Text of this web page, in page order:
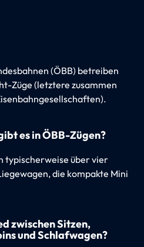
(ÖBB) betreiben
Züge (letztere zusammen
es in ÖBB-Zügen?
typischerweise über vier
die kompakte Mini
zwischen Sitzen,
und Schlafwagen?